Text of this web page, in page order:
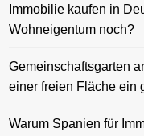
Immobilie kaufen in
Wohneigentum noch?
Gemeinschaftsgarten
einer freien Fläche ein
Warum Spanien für